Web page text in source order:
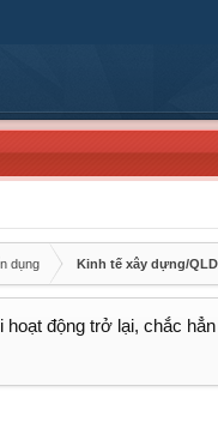
dụng Kinh tế xây dựng/
động trở lại, chắc